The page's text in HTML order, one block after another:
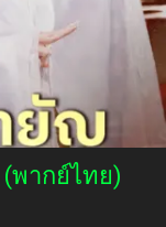
(พากย์ไทย)